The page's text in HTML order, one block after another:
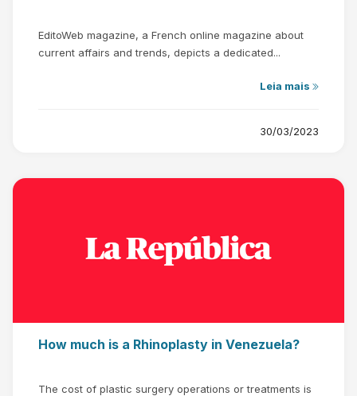
EditoWeb magazine, a French online magazine about
current affairs and trends, depicts a dedicated...
Leia mais
30/03/2023
How much is a Rhinoplasty in Venezuela?
The cost of plastic surgery operations or treatments is